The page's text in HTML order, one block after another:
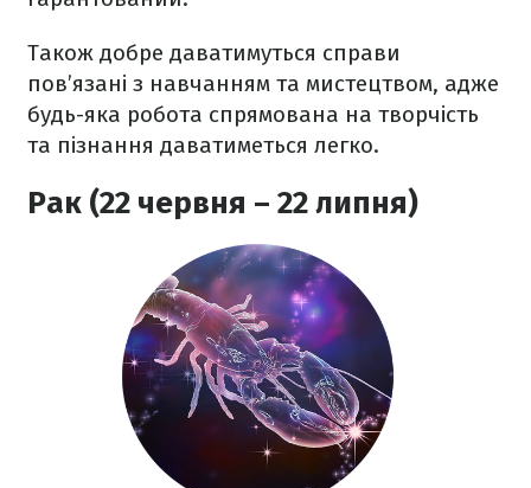
Також добре даватимуться справи
пов’язані з навчанням та мистецтвом, адже
будь-яка робота спрямована на творчість
та пізнання даватиметься легко.
Рак (22 червня – 22 липня)